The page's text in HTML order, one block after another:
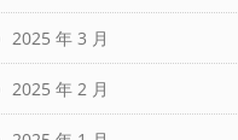
2025 年 3 月
2025 年 2 月